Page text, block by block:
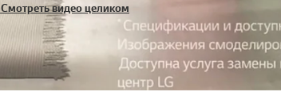
Смотреть видео целиком